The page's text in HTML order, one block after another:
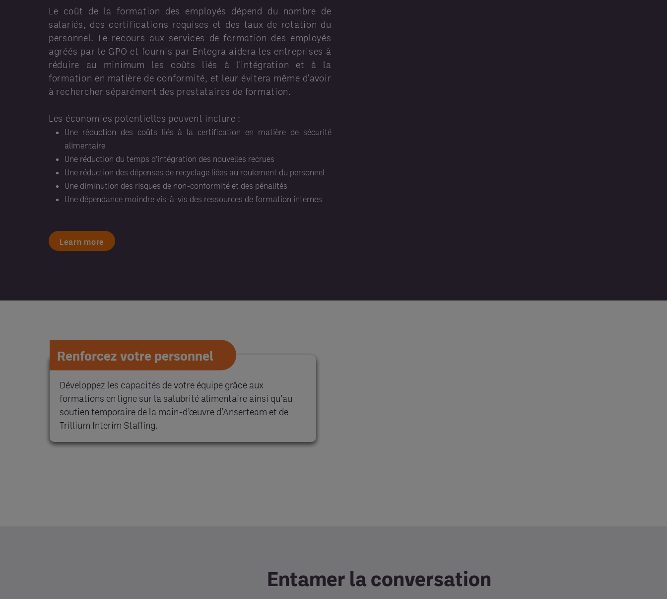
Le coût de la formation des employés dépend du nombre de
salariés, des certifications requises et des taux de rotation du
personnel. Le recours aux services de formation des employés
agréés par le GPO et fournis par Entegra aidera les entreprises à
réduire au minimum les coûts liés à l'intégration et à la
formation en matière de conformité, et leur évitera même d'avoir
à rechercher séparément des prestataires de formation.
Les économies potentielles peuvent inclure :
Une réduction des coûts liés à la certification en matière de sécurité
alimentaire
Une réduction du temps d'intégration des nouvelles recrues
Une réduction des dépenses de recyclage liées au roulement du personnel
Une diminution des risques de non-conformité et des pénalités
Une dépendance moindre vis-à-vis des ressources de formation internes
Learn more
Renforcez votre personnel
Développez les capacités de votre équipe grâce aux
formations en ligne sur la salubrité alimentaire ainsi qu’au
soutien temporaire de la main-d’œuvre d’Anserteam et de
Trillium Interim Staffing.
Entamer la conversation